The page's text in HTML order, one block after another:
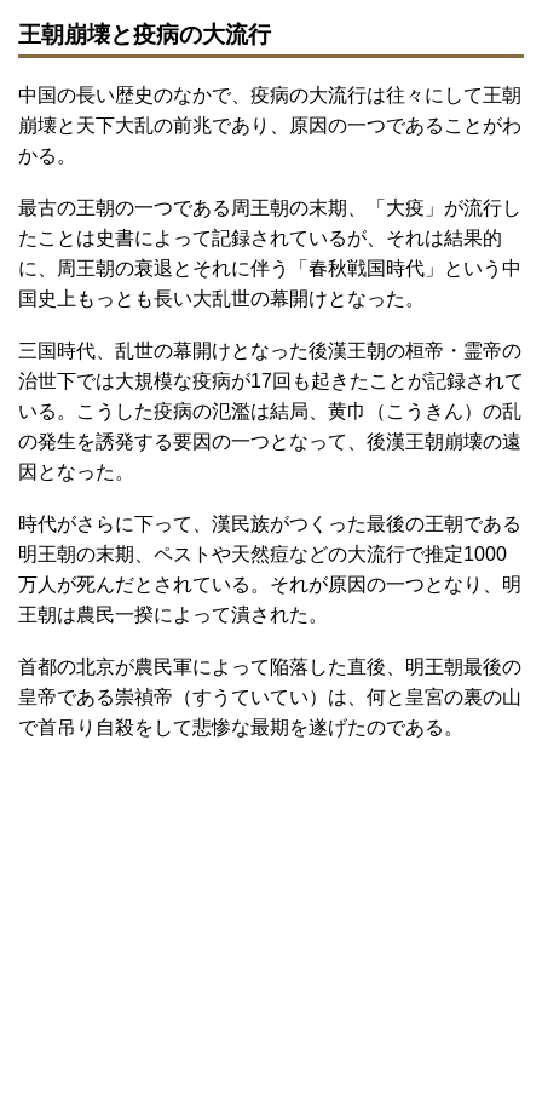
王朝崩壊と疫病の大流行
中国の長い歴史のなかで、疫病の大流行は往々にして王朝
崩壊と天下大乱の前兆であり、原因の一つであることがわ
かる。
最古の王朝の一つである周王朝の末期、「大疫」が流行し
たことは史書によって記録されているが、それは結果的
に、周王朝の衰退とそれに伴う「春秋戦国時代」という中
国史上もっとも長い大乱世の幕開けとなった。
三国時代、乱世の幕開けとなった後漢王朝の桓帝・霊帝の
治世下では大規模な疫病が17回も起きたことが記録されて
いる。こうした疫病の氾濫は結局、黄巾（こうきん）の乱
の発生を誘発する要因の一つとなって、後漢王朝崩壊の遠
因となった。
時代がさらに下って、漢民族がつくった最後の王朝である
明王朝の末期、ペストや天然痘などの大流行で推定1000
万人が死んだとされている。それが原因の一つとなり、明
王朝は農民一揆によって潰された。
首都の北京が農民軍によって陥落した直後、明王朝最後の
皇帝である崇禎帝（すうていてい）は、何と皇宮の裏の山
で首吊り自殺をして悲惨な最期を遂げたのである。